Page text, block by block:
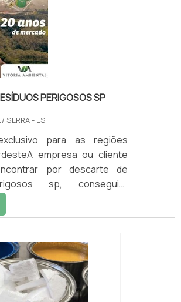
acha o site da Vitória
PERIGOSOS SP
/ SERRA - ES
para as regiões
empresa ou cliente
por descarte de
sp, conseguirá
da Vitória Ambiental.
informações na vitrine que
em qualidade do
o interesse é por descarte
perigosos sp, com os
Vitória Ambiental conseguirá